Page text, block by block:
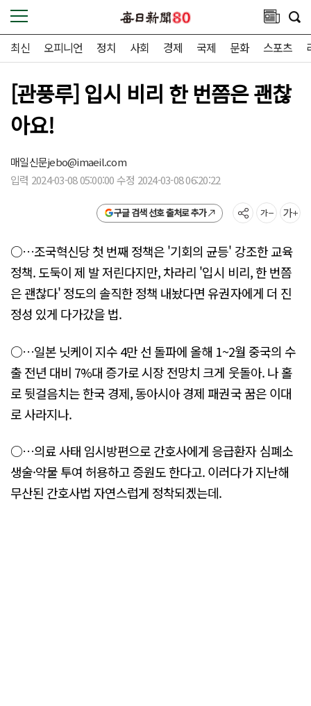
최신 오피니언 정치 사회 경제 국제 문화 스포츠
[관풍루] 입시 비리 한 번쯤은 괜찮
아요!
매일신문jebo@imaeil.com
입력 2024-03-08 05:00:00 수정 2024-03-08 06:20:22
구글 검색 선호 출처로 추가
○…조국혁신당 첫 번째 정책은 '기회의 균등' 강조한 교육
정책. 도둑이 제 발 저린다지만, 차라리 '입시 비리, 한 번쯤
은 괜찮다' 정도의 솔직한 정책 내놨다면 유권자에게 더 진
정성 있게 다가갔을 법.
○…일본 닛케이 지수 4만 선 돌파에 올해 1~2월 중국의 수
출 전년 대비 7%대 증가로 시장 전망치 크게 웃돌아. 나 홀
로 뒷걸음치는 한국 경제, 동아시아 경제 패권국 꿈은 이대
로 사라지나.
○…의료 사태 임시방편으로 간호사에게 응급환자 심폐소
생술·약물 투여 허용하고 증원도 한다고. 이러다가 지난해
무산된 간호사법 자연스럽게 정착되겠는데.